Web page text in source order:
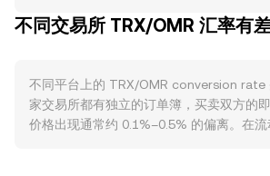
性，广义风险偏好转弱时往往拖累加密资产
也会快速传导至 TRX/OMR 的
辖区对 TRX 的上市合规评估、对稳定币发
管框架调整，可能影响法币出入金、交易
易场所时，数据聚合商常用成交量加权平均
面，若已知 TRX/OMR 的 conversion rate
TRX Amount × rate；反之，TRX
rate。在采用做市商自动化机制（AMM）
不同交易所 TRX/OMR 汇率有
不同平台上的 TRX/OMR conversion rate
家交易所都有独立的订单簿，买卖双方的
价格出现通常约 0.1%–0.5% 的偏离。在